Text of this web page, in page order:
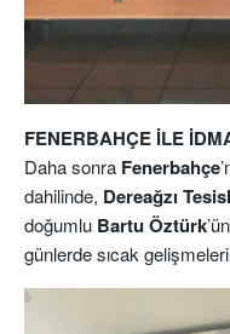
FENERBAHÇE İLE
Daha sonra Fenerbahçe
dahilinde, Dereağzı
doğumlu BartuÖztürk
günlerde sıcak